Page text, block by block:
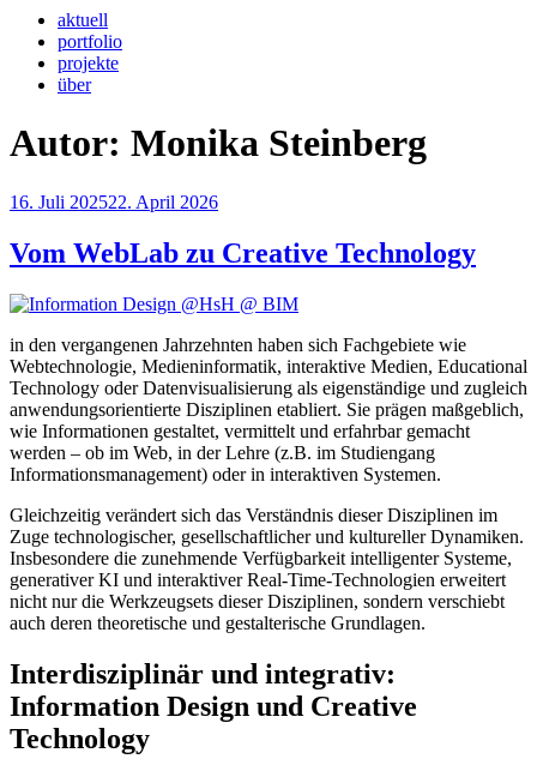
aktuell
portfolio
projekte
über
Autor: Monika Steinberg
Veröffentlicht
16. Juli 202522. April 2026
Vom WebLab zu Creative Technology
in den vergangenen Jahrzehnten haben sich Fachgebiete wie
Webtechnologie, Medieninformatik, interaktive Medien, Educational
Technology oder Datenvisualisierung als eigenständige und zugleich
anwendungsorientierte Disziplinen etabliert. Sie prägen maßgeblich,
wie Informationen gestaltet, vermittelt und erfahrbar gemacht
werden – ob im Web, in der Lehre (z.B. im Studiengang
Informationsmanagement) oder in interaktiven Systemen.
Gleichzeitig verändert sich das Verständnis dieser Disziplinen im
Zuge technologischer, gesellschaftlicher und kultureller Dynamiken.
Insbesondere die zunehmende Verfügbarkeit intelligenter Systeme,
generativer KI und interaktiver Real-Time-Technologien erweitert
nicht nur die Werkzeugsets dieser Disziplinen, sondern verschiebt
auch deren theoretische und gestalterische Grundlagen.
Interdisziplinär und integrativ:
Information Design und Creative
Technology